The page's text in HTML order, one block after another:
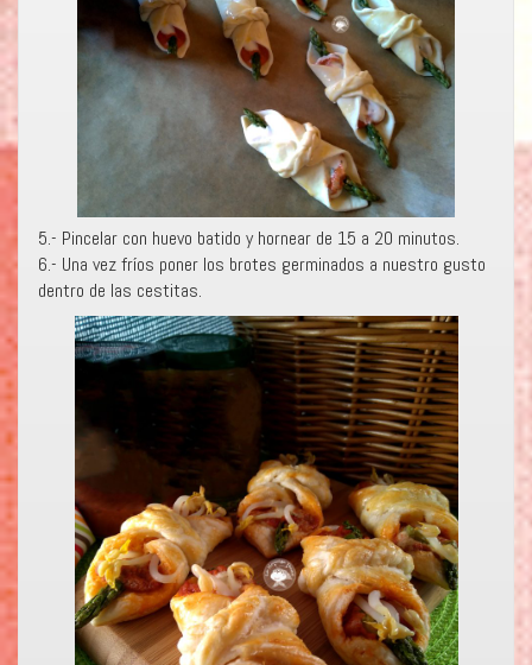
5.- Pincelar con huevo batido y hornear de 15 a 20 minutos.
6.- Una vez fríos poner los brotes germinados a nuestro gusto
dentro de las cestitas.